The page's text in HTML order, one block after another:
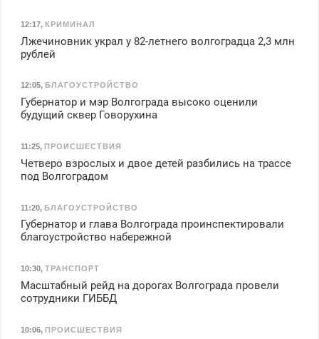
12:17, КРИМИНАЛ
Лжечиновник украл у 82-летнего волгоградца 2,3 млн
рублей
12:05, БЛАГОУСТРОЙСТВО
Губернатор и мэр Волгограда высоко оценили
будущий сквер Говорухина
11:25, ПРОИСШЕСТВИЯ
Четверо взрослых и двое детей разбились на трассе
под Волгоградом
11:20, БЛАГОУСТРОЙСТВО
Губернатор и глава Волгограда проинспектировали
благоустройство набережной
10:30, ТРАНСПОРТ
Масштабный рейд на дорогах Волгограда провели
сотрудники ГИББД
10:06, ПРОИСШЕСТВИЯ